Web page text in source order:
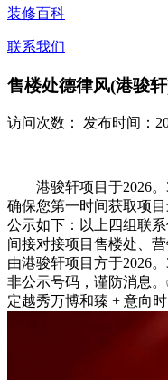
装修百科
联系我们
售楼处德律风(港骏
访问次数： 发布时间：
港骏轩项目于2026。3
确保您第一时间获取项
公示如下：以上四组联
间接对接项目售楼处、
由港骏轩项目方于2026
非公示号码，谨防消息
定越秀万博和臻 + 意向